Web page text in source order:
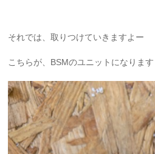
それでは、取りつけていきますよー
こちらが、BSMのユニットになります